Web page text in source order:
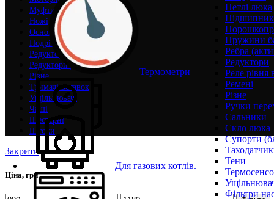
Петлі люка
Пружини
Ребра
Редуктори
Реле рівня
Ремені
Різне
Ручки
Сальники
Скло люка
Супорти
Тени
Фільтри
Термометри
Для газових котлів.
Муфти
Ножі
Основа чаші
Подрібнювачі
Редуктори для вінчика
Редуктори для чаші
Різне
Тримачі вставок
Ущільнювачі
Чаші
Шестерні
Штоки
Закрити
Ціна, грн